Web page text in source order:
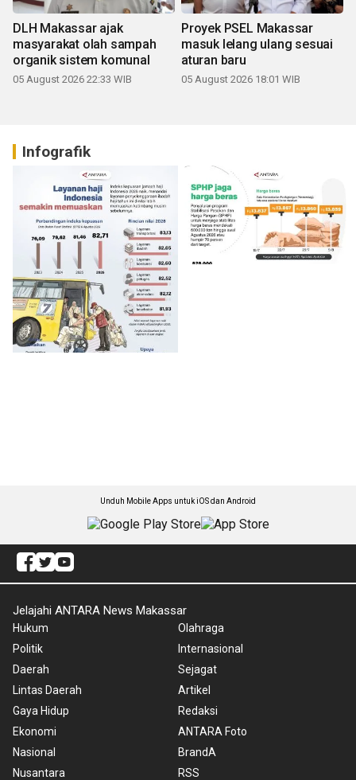
DLH Makassar ajak
masyarakat olah sampah
organik sistem komunal
05 August 2026 22:33 WIB
Proyek PSEL Makassar
masuk lelang ulang sesuai
aturan baru
05 August 2026 18:01 WIB
Infografik
Unduh Mobile Apps untuk iOS dan Android
Jelajahi ANTARA News Makassar
Hukum
Politik
Daerah
Lintas Daerah
Gaya Hidup
Ekonomi
Nasional
Nusantara
Olahraga
Internasional
Sejagat
Artikel
Redaksi
ANTARA Foto
BrandA
RSS